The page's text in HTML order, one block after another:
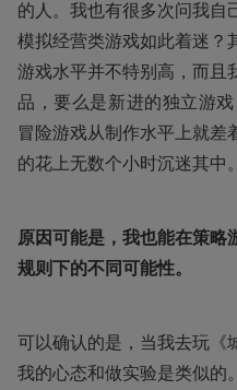
的人。我也有很多次问我自
模拟经营类游戏如此着迷？
游戏水平并不特别高，而且
品，要么是新进的独立游
冒险游戏从制作水平上就
的花上无数个小时沉迷其中。
原因可能是，我也能在策
规则下的不同可能性。
可以确认的是，当我去玩《
我的心态和做实验是类似的